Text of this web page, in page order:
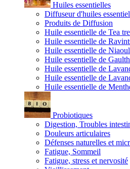
Huiles essentielles
Diffuseur d'huiles
Produits de Diffusion
Huile essentielle de Tea
Huile essentielle de
Huile essentielle de
Huile essentielle de
Huile essentielle de
Huile essentielle de
Huile essentielle de
Probiotiques
Digestion, Troubles
Douleurs articulaires
Défenses naturelles et
Fatigue, Sommeil
Fatigue, stress et nervosité